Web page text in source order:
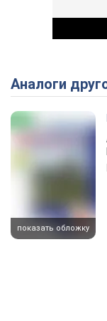
Аналоги
показать обложку